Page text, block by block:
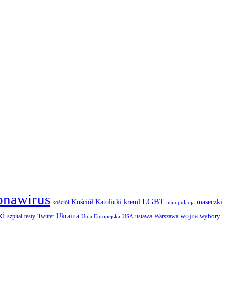
kościół Kościół Katolicki kreml LGBT manipulacja maseczki
szpital testy Twitter Ukraina Unia Europejska USA ustawa Warszawa wojna wybory